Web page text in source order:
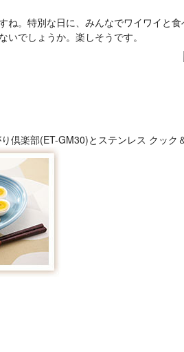
ね。特別な日に、みんなでワイワイと
いでしょうか。楽しそうです。
倶楽部(ET-GM30)とステンレス クック